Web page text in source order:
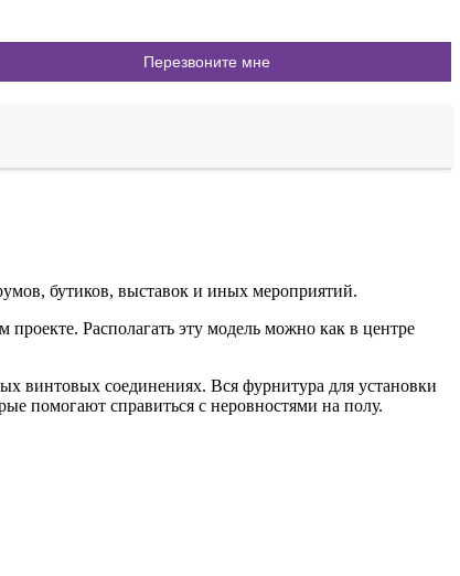
бутиков, выставок и иных мероприятий.
Располагать эту модель можно как в центре
винтовых соединениях. Вся фурнитура для установки
помогают справиться с неровностями на полу.